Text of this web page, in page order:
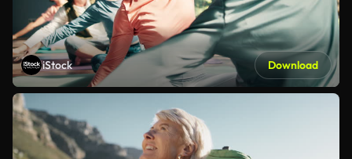
iStock Download